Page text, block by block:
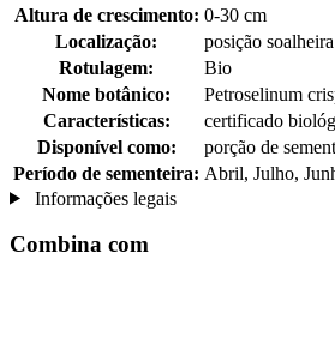
Altura de crescimento: 0-30 cm
Localização:
posição soalheira
Rotulagem:
Bio
Nome botânico:
Petroselinum
Características:
certificado
Disponível como:
porção de
Período de sementeira: Abril, Julho,
Informações legais
Combina com